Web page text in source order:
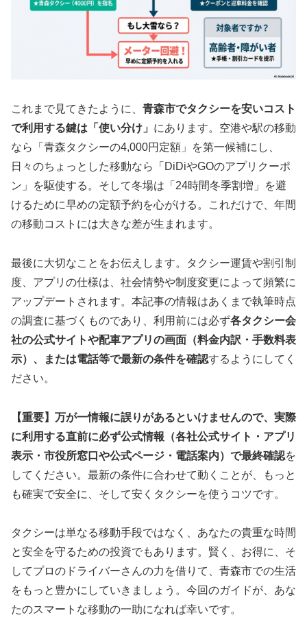
これまで見てきたように、 青森市でタクシーを安いコスト
で利用する鍵は「使い分け」 にあります。空港や駅の移動
なら「青森タクシーの4,000円定額」を第一候補にし、
日々のちょっとした移動なら「DiDiやGOのアプリクーポ
ン」を駆使する。そして冬場は「24時間冬季割増」を避
けるために早めの定額予約を心がける。これだけで、年間
の移動コストには大きな差が生まれます。
最後に大切なことをお伝えします。タクシー運賃や割引制
度、アプリの仕様は、社会情勢や制度変更によって頻繁に
アップデートされます。本記事の情報はあくまで執筆時点
の調査に基づくものであり、利用前には必ず各タクシー会
社の公式サイトや配車アプリの画面（料金内訳・手数料表
示）、または電話等で最新の条件を確認するようにしてく
ださい。
【重要】万が一情報に誤りがあるといけませんので、実際
に利用する直前に必ず公式情報（各社公式サイト・アプリ
表示・市役所窓口や公式ページ・電話案内）で最終確認を
してください。最新の条件に合わせて動くことが、もっと
も確実で安全に、そして安くタクシーを使うコツです。
タクシーは単なる移動手段ではなく、あなたの貴重な時間
と安全を守るための投資でもあります。賢く、お得に、そ
してプロのドライバーさんの力を借りて、青森市での生活
をもっと豊かにしていきましょう。今回のガイドが、あな
たのスマートな移動の一助になれば幸いです。